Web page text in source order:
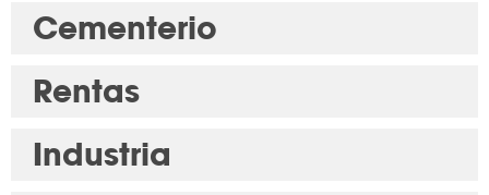
Cementerio
Rentas
Industria